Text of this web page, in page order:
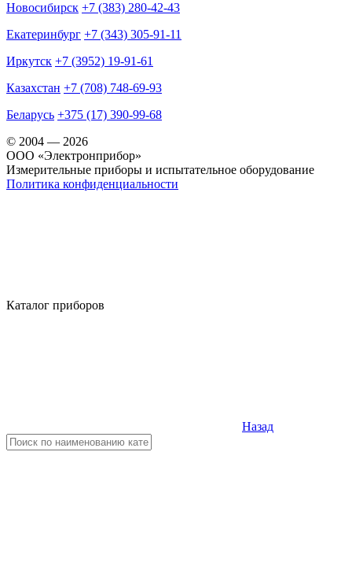
Новосибирск +7 (383) 280-42-43
Екатеринбург +7 (343) 305-91-11
Иркутск +7 (3952) 19-91-61
Казахстан +7 (708) 748-69-93
Беларусь +375 (17) 390-99-68
© 2004 — 2026
OOO «Электронприбор»
Измерительные приборы и испытательное оборудование
Политика конфиденциальности
Каталог приборов
Назад